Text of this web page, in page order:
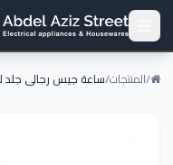
/المنتجات/ساعة جيس رجالى جلد